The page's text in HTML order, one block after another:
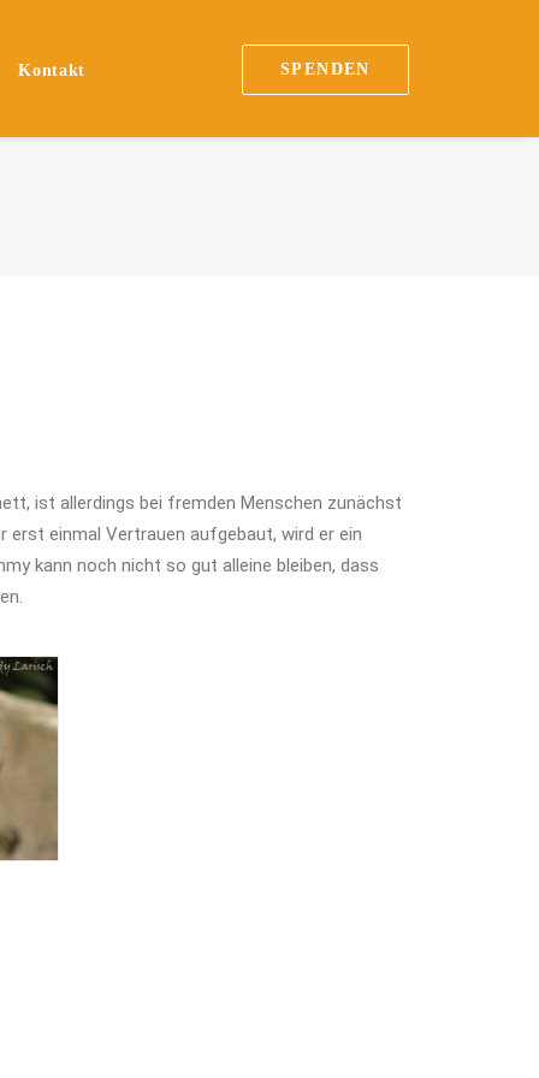
Kontakt SPENDEN
ist allerdings bei fremden Menschen zunächst
erst einmal Vertrauen aufgebaut, wird er ein
kann noch nicht so gut alleine bleiben, dass